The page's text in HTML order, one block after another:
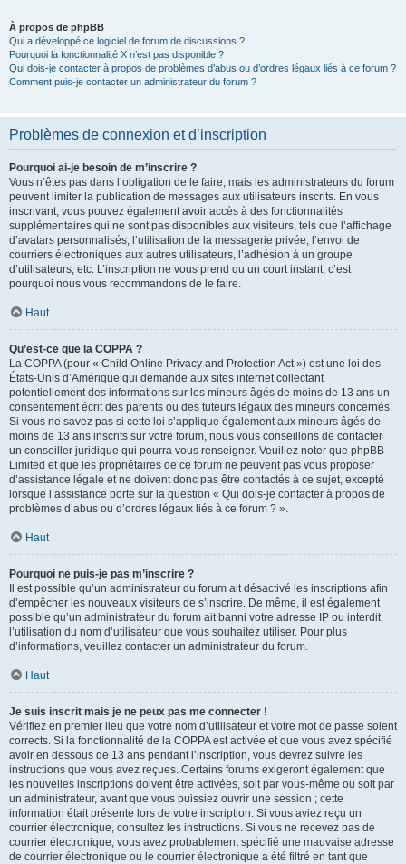
À propos de phpBB
Qui a développé ce logiciel de forum de discussions ?
Pourquoi la fonctionnalité X n’est pas disponible ?
Qui dois-je contacter à propos de problèmes d’abus ou d’ordres légaux liés à ce forum ?
Comment puis-je contacter un administrateur du forum ?
Problèmes de connexion et d’inscription
Pourquoi ai-je besoin de m’inscrire ?
Vous n’êtes pas dans l’obligation de le faire, mais les administrateurs du forum
peuvent limiter la publication de messages aux utilisateurs inscrits. En vous
inscrivant, vous pouvez également avoir accès à des fonctionnalités
supplémentaires qui ne sont pas disponibles aux visiteurs, tels que l’affichage
d’avatars personnalisés, l’utilisation de la messagerie privée, l’envoi de
courriers électroniques aux autres utilisateurs, l’adhésion à un groupe
d’utilisateurs, etc. L’inscription ne vous prend qu’un court instant, c’est
pourquoi nous vous recommandons de le faire.
Haut
Qu’est-ce que la COPPA ?
La COPPA (pour « Child Online Privacy and Protection Act ») est une loi des
États-Unis d’Amérique qui demande aux sites internet collectant
potentiellement des informations sur les mineurs âgés de moins de 13 ans un
consentement écrit des parents ou des tuteurs légaux des mineurs concernés.
Si vous ne savez pas si cette loi s’applique également aux mineurs âgés de
moins de 13 ans inscrits sur votre forum, nous vous conseillons de contacter
un conseiller juridique qui pourra vous renseigner. Veuillez noter que phpBB
Limited et que les propriétaires de ce forum ne peuvent pas vous proposer
d’assistance légale et ne doivent donc pas être contactés à ce sujet, excepté
lorsque l’assistance porte sur la question « Qui dois-je contacter à propos de
problèmes d’abus ou d’ordres légaux liés à ce forum ? ».
Haut
Pourquoi ne puis-je pas m’inscrire ?
Il est possible qu’un administrateur du forum ait désactivé les inscriptions afin
d’empêcher les nouveaux visiteurs de s’inscrire. De même, il est également
possible qu’un administrateur du forum ait banni votre adresse IP ou interdit
l’utilisation du nom d’utilisateur que vous souhaitez utiliser. Pour plus
d’informations, veuillez contacter un administrateur du forum.
Haut
Je suis inscrit mais je ne peux pas me connecter !
Vérifiez en premier lieu que votre nom d’utilisateur et votre mot de passe soient
corrects. Si la fonctionnalité de la COPPA est activée et que vous avez spécifié
avoir en dessous de 13 ans pendant l’inscription, vous devrez suivre les
instructions que vous avez reçues. Certains forums exigeront également que
les nouvelles inscriptions doivent être activées, soit par vous-même ou soit par
un administrateur, avant que vous puissiez ouvrir une session ; cette
information était présente lors de votre inscription. Si vous aviez reçu un
courrier électronique, consultez les instructions. Si vous ne recevez pas de
courrier électronique, vous avez probablement spécifié une mauvaise adresse
de courrier électronique ou le courrier électronique a été filtré en tant que